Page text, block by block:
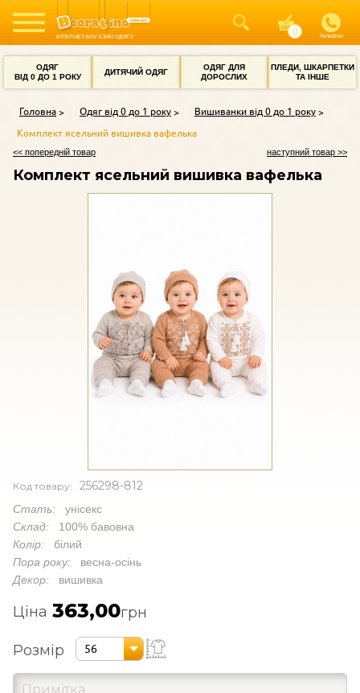
ІНТЕРНЕТ-МАГАЗИН ОДЯГУ Телефон
ОДЯГ
ВІД 0 ДО 1 РОКУ
ДИТЯЧИЙ ОДЯГ
ОДЯГ ДЛЯ
ДОРОСЛИХ
ПЛЕДИ, ШКАРПЕТКИ
ТА ІНШЕ
Головна Одяг від 0 до 1 року
Вишиванки від 0 до 1 року
Комплект ясельний вишивка вафелька
<< попередній товар наступний товар >>
Комплект ясельний вишивка вафелька
Код товару: 256298-812
Стать: унісекс
Склад: 100% бавовна
Колір: білий
Пора року: весна-осінь
Декор: вишивка
Ціна 363,00грн
Розмір 56